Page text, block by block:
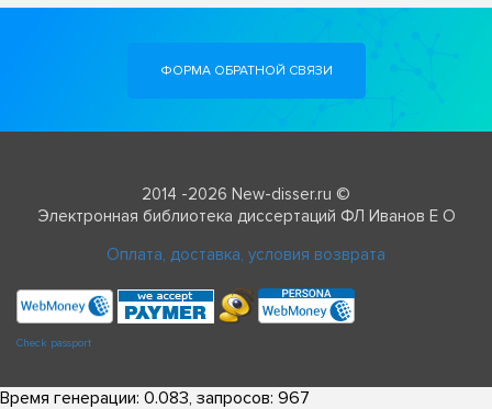
ФОРМА ОБРАТНОЙ СВЯЗИ
2014 -2026 New-disser.ru ©
Электронная библиотека диссертаций ФЛ Иванов Е О
Оплата, доставка, условия возврата
Check passport
Время генерации: 0.083, запросов: 967